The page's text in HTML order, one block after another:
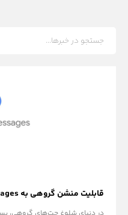
قابلیت منشن گروهی به Google Messages